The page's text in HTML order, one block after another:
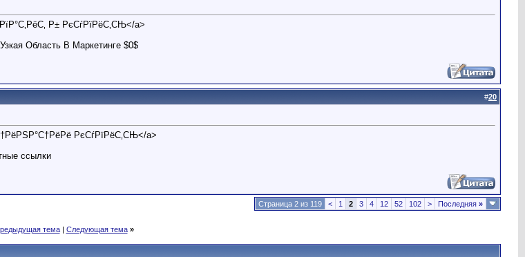
Р± РєСѓРїРёС‚СЊ</a>
Область В Маркетинге $0$
#20
РєСѓРїРёС‚СЊ</a>
ссылки
Страница 2 из 119 < 1 2 3 4 12 52 102 > Последняя »
тема| Следующая тема »